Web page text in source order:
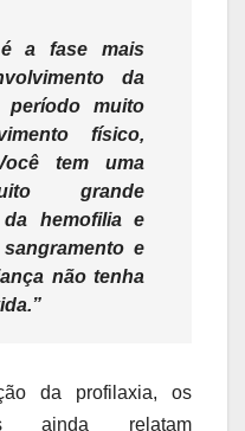
a fase mais
da
período muito
físico,
tem uma
grande
hemofilia e
e
não tenha
da profilaxia, os
ainda relatam